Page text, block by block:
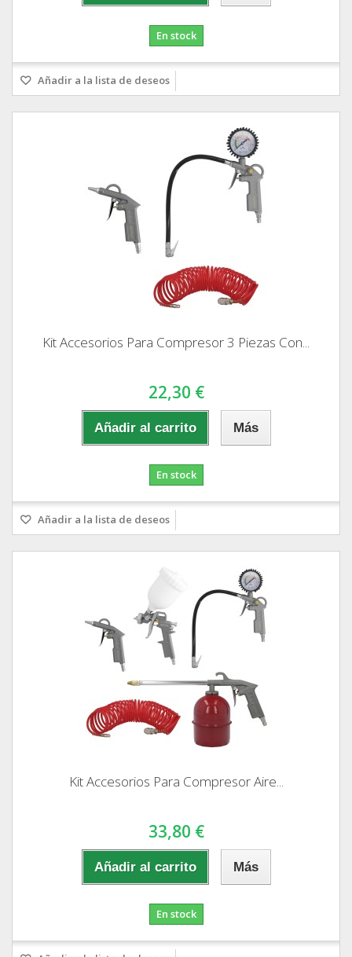
En stock
Añadir a la lista de deseos
Kit Accesorios Para Compresor 3 Piezas Con...
22,30 €
Añadir al carrito Más
En stock
Añadir a la lista de deseos
Kit Accesorios Para Compresor Aire...
33,80 €
Añadir al carrito Más
En stock